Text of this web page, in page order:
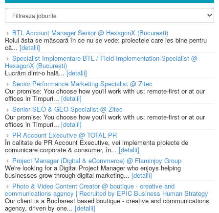
BTL Account Manager Senior @ HexagonX (București)
Rolul ăsta se măsoară în ce nu se vede: proiectele care ies bine pentru
că... [detalii]
Specialist Implementare BTL / Field Implementation Specialist @
HexagonX (București)
Lucrăm dintr-o hală... [detalii]
Senior Performance Marketing Specialist @ Zitec
Our promise: You choose how you'll work with us: remote-first or at our
offices in Timpuri... [detalii]
Senior SEO & GEO Specialist @ Zitec
Our promise: You choose how you'll work with us: remote-first or at our
offices in Timpuri... [detalii]
PR Account Executive @ TOTAL PR
În calitate de PR Account Executive, vei implementa proiecte de
comunicare corporate & consumer, în... [detalii]
Project Manager (Digital & eCommerce) @ Flaminjoy Group
We're looking for a Digital Project Manager who enjoys helping
businesses grow through digital marketing... [detalii]
Photo & Video Content Creator @ boutique - creative and
communications agency | Recruited by EPIC Business Human Strategy
Our client is a Bucharest based boutique - creative and communications
agency, driven by one... [detalii]